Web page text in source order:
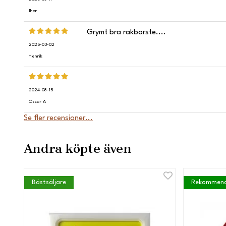
Ihor
2025-03-02
Henrik
Grymt bra rakborste....
2024-08-15
Oscar A
Se fler recensioner...
Andra köpte även
Bästsäljare